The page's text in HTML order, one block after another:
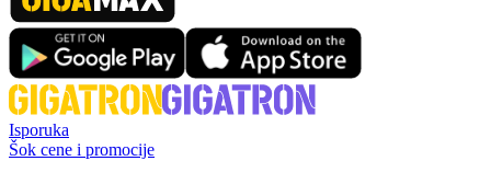
Isporuka
Šok cene i promocije